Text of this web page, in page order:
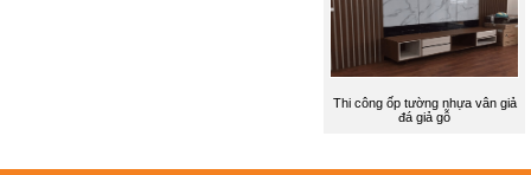
Thi công ốp tường nhựa vân giả
đá giả gỗ